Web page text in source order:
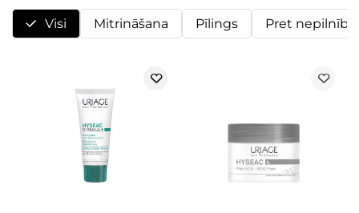
Visi Mitrināšana Pīlings Pret